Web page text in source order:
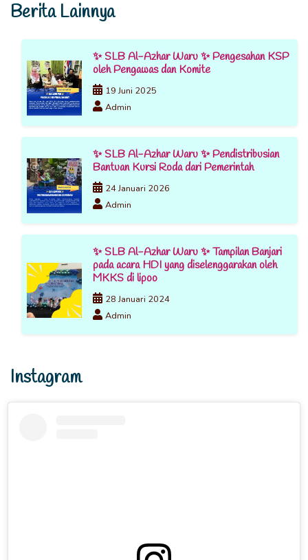
Berita Lainnya
✨ SLB Al-Azhar Waru ✨ Pengesahan KSP
oleh Pengawas dan Komite
19 Juni 2025
Admin
✨ SLB Al-Azhar Waru ✨ Pendistribusian
Bantuan Kursi Roda dari Pemerintah
24 Januari 2026
Admin
✨ SLB Al-Azhar Waru ✨ Tampilan Banjari
pada acara HDI yang diselenggarakan oleh
MKKS di lipoo
28 Januari 2024
Admin
Instagram